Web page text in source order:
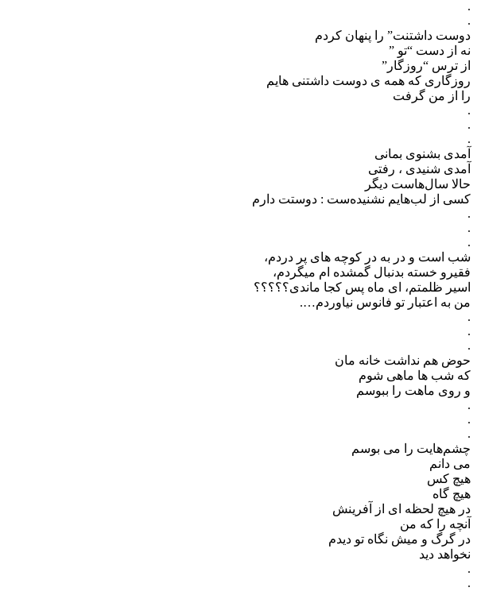
.
.
دوست داشتنت” را پنهان کردم
نه از دست “تو ”
از ترس “روزگار”
روزگاری که همه ی دوست داشتنی هایم
را از من گرفت
.
.
.
آمدی بشنوی بمانی
آمدی شنیدی ، رفتی
حالا سال‌هاست دیگر
کسی از لب‌هایم نشنیده‌ست : دوستت دارم
.
.
.
شب است و در به در کوچه های پر دردم،
فقیرو خسته بدنبال گمشده ام میگردم،
اسیر ظلمتم، ای ماه پس کجا ماندی؟؟؟؟؟
من به اعتبار تو فانوس نیاوردم….
.
.
.
حوض هم نداشت خانه مان
که شب ها ماهی شوم
و روی ماهت را ببوسم
.
.
.
چشم‌هایت را می بوسم
می دانم
هیچ کس
هیچ گاه
در هیچ لحظه ای از آفرینش
آنچه را که من
در گرگ و میش نگاه تو دیدم
نخواهد دید
.
.